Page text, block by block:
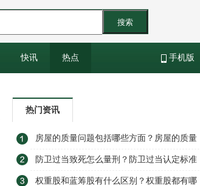
搜索
快讯 热点 手机版
热门资讯
房屋的质量问题包括哪些方面？房屋的质量
纠纷如何解决？-世界微资讯
防卫过当致死怎么量刑？防卫过当认定标准
是怎样的？-当前热文
权重股和蓝筹股有什么区别？权重股都有哪